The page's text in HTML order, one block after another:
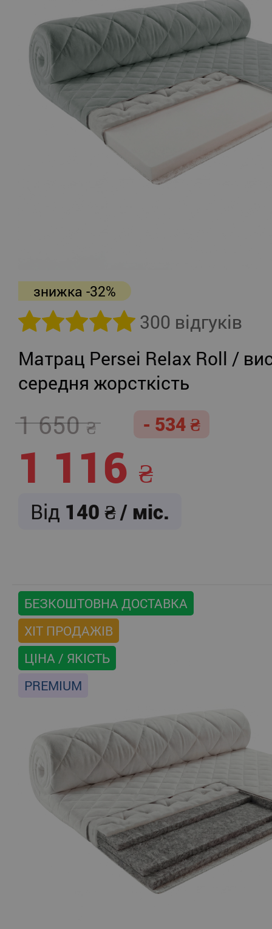
знижка -32%
300 відгуків
Матрац Persei Relax Roll /
середня жорсткість
1 650 - 534
1 116
Від 140 / міс.
БЕЗКОШТОВНА ДОСТАВКА
ХІТ ПРОДАЖІВ
ЦІНА / ЯКІСТЬ
PREMIUM